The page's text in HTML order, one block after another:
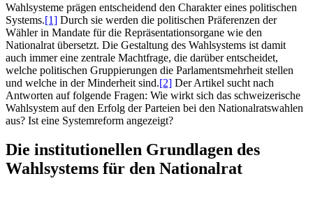
Wahlsysteme prägen entscheidend den Charakter eines politischen
Systems.[1] Durch sie werden die politischen Präferenzen der
Wähler in Mandate für die Repräsentationsorgane wie den
Nationalrat übersetzt. Die Gestaltung des Wahlsystems ist damit
auch immer eine zentrale Machtfrage, die darüber entscheidet,
welche politischen Gruppierungen die Parlamentsmehrheit stellen
und welche in der Minderheit sind.[2] Der Artikel sucht nach
Antworten auf folgende Fragen: Wie wirkt sich das schweizerische
Wahlsystem auf den Erfolg der Parteien bei den Nationalratswahlen
aus? Ist eine Systemreform angezeigt?
Die institutionellen Grundlagen des
Wahlsystems für den Nationalrat